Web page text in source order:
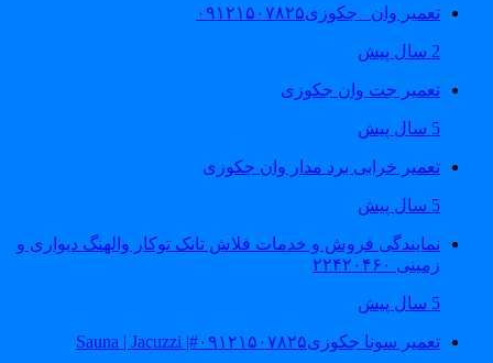
تعمیر وان _جکوزی۰۹۱۲۱۵۰۷۸۲۵
تعمیر جت وان جکوزی
تعمیر خرابی برد مدار وان جکوزی
نمایندگی فروش و خدمات فلاش تانک توکار والهنگ دیواری و
زمینی ۲۲۴۲۰۴۶۰
تعمیر سونا جکوزی۰۹۱۲۱۵۰۷۸۲۵#| Sauna | Jacuzzi